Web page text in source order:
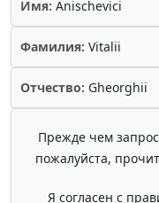
Имя: Anischevici
Фамилия: Vitalii
Отчество: Gheorghii
Прежде чем
пожалуйста,
Я согласен с